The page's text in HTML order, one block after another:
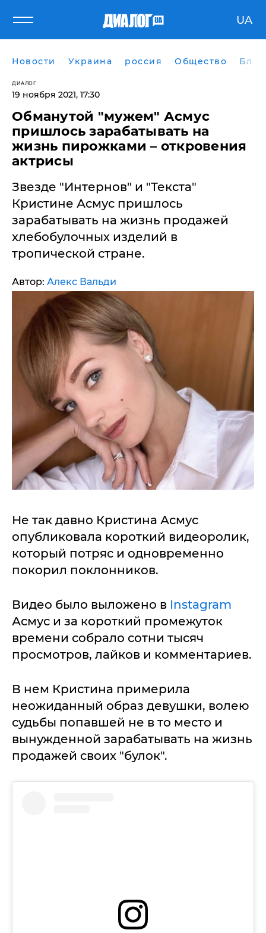
UA
Новости Украина россия Общество
ДИАЛОГ
19 ноября 2021, 17:30
Обманутой "мужем" Асмус
пришлось зарабатывать на
жизнь пирожками – откровения
актрисы
Звезде "Интернов" и "Текста"
Кристине Асмус пришлось
зарабатывать на жизнь продажей
хлебобулочных изделий в
тропической стране.
Автор: Алекс Вальди
Не так давно Кристина Асмус
опубликовала короткий видеоролик,
который потряс и одновременно
покорил поклонников.
Видео было выложено в Instagram
Асмус и за короткий промежуток
времени собрало сотни тысяч
просмотров, лайков и комментариев.
В нем Кристина примерила
неожиданный образ девушки, волею
судьбы попавшей не в то место и
вынужденной зарабатывать на жизнь
продажей своих "булок".